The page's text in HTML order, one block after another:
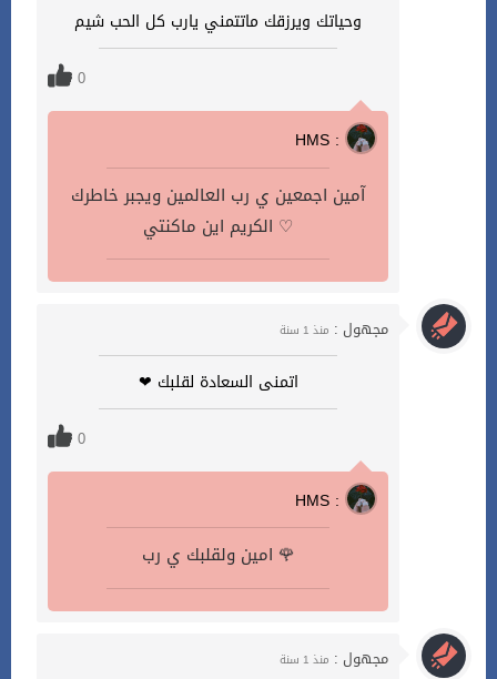
وحياتك ويرزقك ماتتمني يارب كل الحب شيم
0
HMS :
آمين اجمعين ي رب العالمين ويجبر خاطرك
الكريم اين ماكنتي ♡
مجهول : منذ 1 سنة
اتمنى السعادة لقلبك ❤
0
HMS :
امين ولقلبك ي رب 🌹
مجهول : منذ 1 سنة